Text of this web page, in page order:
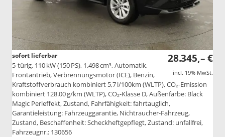
28.345,– €
incl. 19% MwSt.
sofort lieferbar
5-türig, 110 kW (150 PS), 1.498 cm³, Automatik,
Frontantrieb, Verbrennungsmotor (ICE), Benzin,
Kraftstoffverbrauch kombiniert 5,7 l/100km (WLTP), CO₂-Emission
kombiniert 128.00 g/km (WLTP), CO₂-Klasse D, Außenfarbe: Black
Magic Perleffekt, Zustand, Fahrfähigkeit: fahrtauglich,
Garantieleistung: Fahrzeuggarantie, Nichtraucher-Fahrzeug,
Zustand, Beschaffenheit: Scheckheftgepflegt, Zustand: unfallfrei,
Fahrzeugnr.: 130656